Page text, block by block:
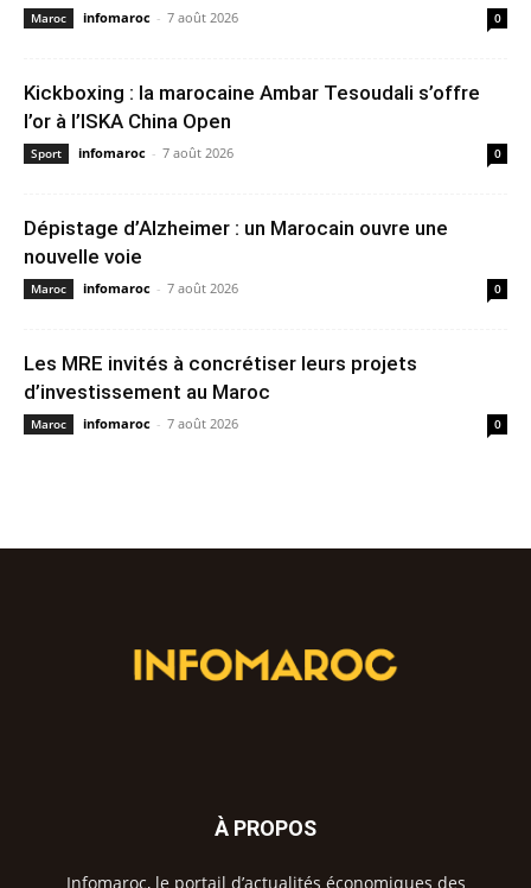
Maroc infomaroc - 7 août 2026 0
Kickboxing : la marocaine Ambar Tesoudali s’offre
l’or à l’ISKA China Open
Sport infomaroc - 7 août 2026 0
Dépistage d’Alzheimer : un Marocain ouvre une
nouvelle voie
Maroc infomaroc - 7 août 2026 0
Les MRE invités à concrétiser leurs projets
d’investissement au Maroc
Maroc infomaroc - 7 août 2026 0
À PROPOS
Infomaroc, le portail d’actualités économiques des